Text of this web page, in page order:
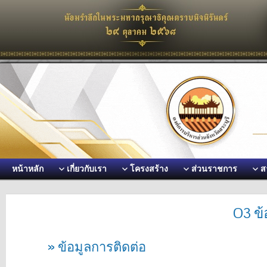
หน้าหลัก เกี่ยวกับเรา โครงสร้าง ส่วนราชการ ส
O3
» ข้อมูลการติดต่อ